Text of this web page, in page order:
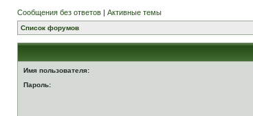
Сообщения без ответов | Активные темы
Список форумов
Имя пользователя:
Пароль: